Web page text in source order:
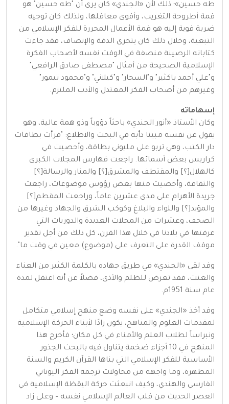
طه حسين»؛ ذلك لأن «الجندي» كان يرى أن "طه حسين" هو
قمة أطروحة التغريب، وأقوى معاقلها، ولذلك كان توجيه
ضربة قوية إليه هو قمة الأعمال المحررة للفكر الإسلامي من
التبعية، وخلال ذلك كان يتحرى الدقة والإنصاف، فقد جاءت
كتاباته الرصينة منصفة في الوقت نفسه لأصحاب الفكرة
الإسلامية الصحيحة من أمثال "مصطفى صادق الرافعي"
و"علي أحمد باكثير" و"السحار" و"كيلاني" و"محمود تيمور"
وغيرهم من أصحاب الفكر المعتدل والأدب الملتزم.
إسهاماته
وكان الأستاذ «أنور الجندي» باحثاً دؤوباً وذو همة عالية، وهو
يقول عن نفسه مبينا دأبه في البحث والاطلاع: "قرأت بطاقات
دار الكتب، وهي تربو على مليوني بطاقة، وأحصيت في
كراريس بعض أسمائها. راجعت فهارس المجلات الكبرى
كالهلال[؟] والمقتطف والمشرق[؟] والمنار والرسالة[؟]
والثقافة، وأحصيت منها بعض رؤوس موضوعات، راجعت
جريدة الأهرام على مدى عشرين عاماً، وراجعت المقطم[؟]
والمؤيد[؟] واللواء والبلاغ وكوكب الشرق والجهاد وغيرها من
الصحف، وعشرات من المجلات العديدة والدوريات التي
عرفتها في بلادنا في خلال هذا القرن، كل ذلك من أجل تقدير
موقف القدرة على التعرف على (موضوع) معين في وقت ما".
وقد لقى «الجندي» في طريق جهاده بالكلمة الكثير من العناء
والعنت، فقد تعرض للظلم والأذى، فضلاً عن أنه اعتقل لمدة
عام سنة 1951م.
وقد أخذ «الجندي» على نفسه وضع منهج إسلامي متكامل
لمقدمات العلوم والمناهج، يكون زادًا لأبناء الحركة الإسلامية
ونبراساً لطلاب العلم والأمناء في كل مكان؛ فأخرج هذا
المنهج في 10 أجزاء ضخمة يتناول فيه بالبحث الجذور
الأساسية للفكر الإسلامي التي بناها القرآن الكريم والسنة
المطهرة، وما واجهه من محاولات ترجمة الفكر اليوناني
الفارسي والهندي، وكيف انبعثت حركة اليقظة الإسلامية في
العصر الحديث من قلب العالم الإسلامي نفسه – وعلى زاد